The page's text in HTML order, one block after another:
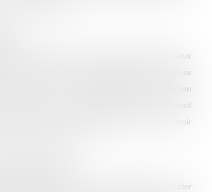
agents en CDD.
être imposée : elle suppose l'accord des deux
un entretien et un délai de rétractation de quinze
faire assister par un représentant syndical de son
par le Conseil constitutionnel puis le Conseil
(ISRC) varie selon l'ancienneté, sans pouvoir
de rémunération brute.
: la pérennisation
la rupture conventionnelle devait s'arrêter